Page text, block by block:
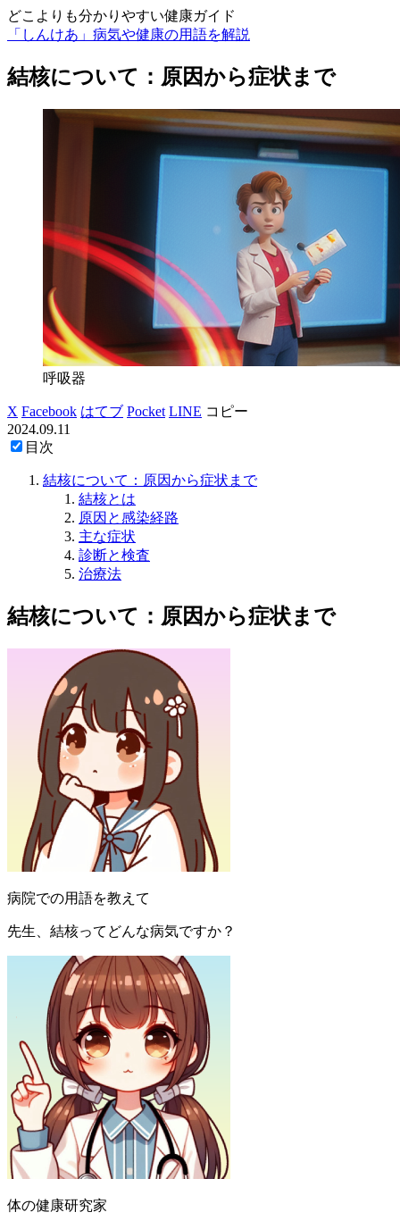
どこよりも分かりやすい健康ガイド
「しんけあ」病気や健康の用語を解説
結核について：原因から症状まで
呼吸器
X Facebook はてブ Pocket LINE コピー
2024.09.11
目次
結核について：原因から症状まで
結核とは
原因と感染経路
主な症状
診断と検査
治療法
結核について：原因から症状まで
病院での用語を教えて
先生、結核ってどんな病気ですか？
体の健康研究家